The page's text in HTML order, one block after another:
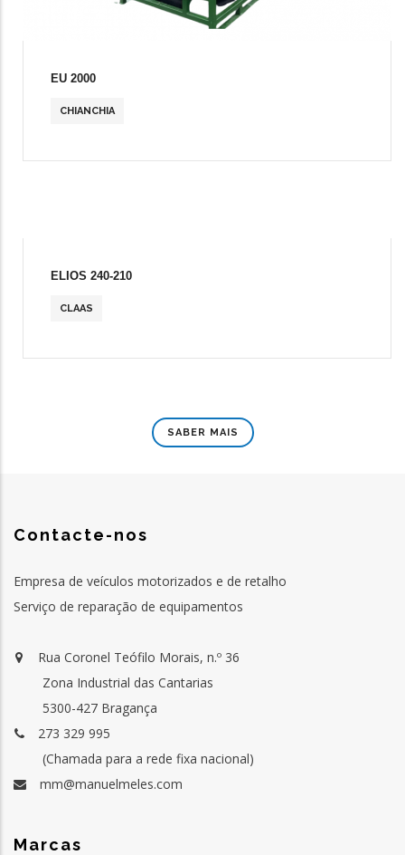
EU 2000
CHIANCHIA
ELIOS 240-210
CLAAS
SABER MAIS
Contacte-nos
Empresa de veículos motorizados e de retalho
Serviço de reparação de equipamentos
Rua Coronel Teófilo Morais, n.º 36
Zona Industrial das Cantarias
5300-427 Bragança
273 329 995
(Chamada para a rede fixa nacional)
mm@manuelmeles.com
Marcas